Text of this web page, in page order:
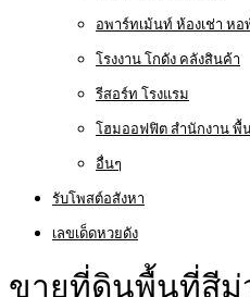
อพาร์ทเม้นท์ ห้องเช่า หอ
โรงงาน โกดัง คลังสินค้า
รีสอร์ท โรงแรม
โฮมออฟฟิต สำนักงาน พื้
อื่นๆ
รับโพสต์อสังหา
เลขเด็ดหวยดัง
ขายที่ดินพื้นที่สีม่